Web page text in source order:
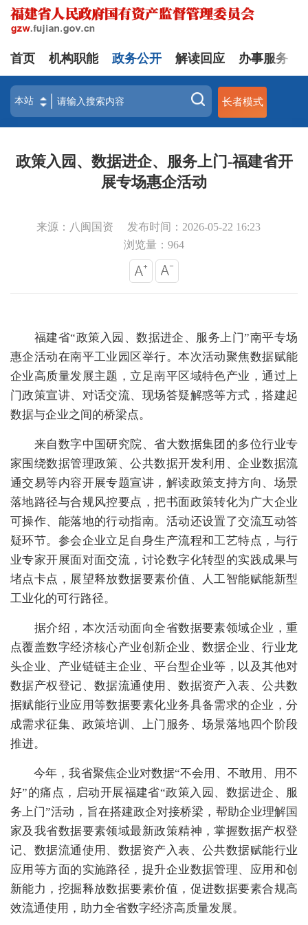
首页 机构职能 政务公开 解读回应 办事服务
长者模式
政策入园、数据进企、服务上门-福建省开
展专场惠企活动
来源：八闽国资
发布时间：2026-05-22 16:23
浏览量： 964
福建省“政策入园、数据进企、服务上门”南平专场
惠企活动在南平工业园区举行。本次活动聚焦数据赋能
企业高质量发展主题，立足南平区域特色产业，通过上
门政策宣讲、对话交流、现场答疑解惑等方式，搭建起
数据与企业之间的桥梁点。
来自数字中国研究院、省大数据集团的多位行业专
家围绕数据管理政策、公共数据开发利用、企业数据流
通交易等内容开展专题宣讲，解读政策支持方向、场景
落地路径与合规风控要点，把书面政策转化为广大企业
可操作、能落地的行动指南。活动还设置了交流互动答
疑环节。参会企业立足自身生产流程和工艺特点，与行
业专家开展面对面交流，讨论数字化转型的实践成果与
堵点卡点，展望释放数据要素价值、人工智能赋能新型
工业化的可行路径。
据介绍，本次活动面向全省数据要素领域企业，重
点覆盖数字经济核心产业创新企业、数据企业、行业龙
头企业、产业链链主企业、平台型企业等，以及其他对
数据产权登记、数据流通使用、数据资产入表、公共数
据赋能行业应用等数据要素化业务具备需求的企业，分
成需求征集、政策培训、上门服务、场景落地四个阶段
推进。
今年，我省聚焦企业对数据“不会用、不敢用、用不
好”的痛点，启动开展福建省“政策入园、数据进企、服
务上门”活动，旨在搭建政企对接桥梁，帮助企业理解国
家及我省数据要素领域最新政策精神，掌握数据产权登
记、数据流通使用、数据资产入表、公共数据赋能行业
应用等方面的实施路径，提升企业数据管理、应用和创
新能力，挖掘释放数据要素价值，促进数据要素合规高
效流通使用，助力全省数字经济高质量发展。